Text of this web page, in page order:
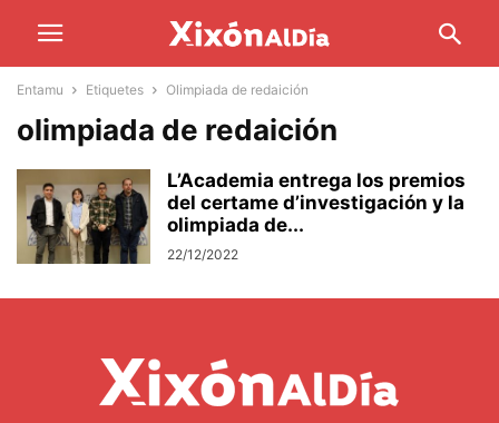
Entamu Etiquetes Olimpiada de redaición
olimpiada de redaición
L’Academia entrega los premios
del certame d’investigación y la
olimpiada de...
22/12/2022